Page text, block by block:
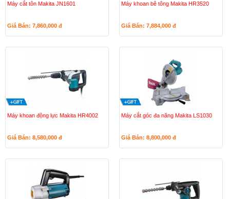
Máy cắt tôn Makita JN1601
Giá Bán: 7,860,000 đ
Máy khoan bê tông Makita HR3520
Giá Bán: 7,884,000 đ
Máy khoan động lực Makita HR4002
Giá Bán: 8,580,000 đ
Máy cắt góc đa năng Makita LS1030
Giá Bán: 8,800,000 đ